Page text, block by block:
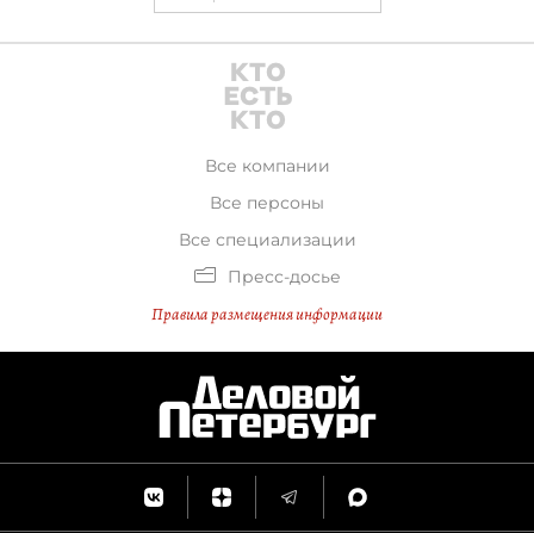
Все компании
Все персоны
Все специализации
Пресс-досье
Правила размещения информации